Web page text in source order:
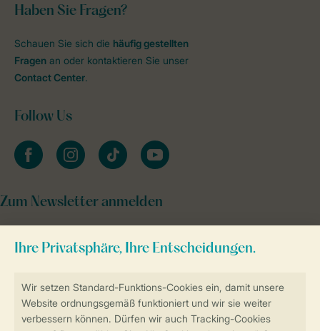
Sicher und schnell zur Online-Buchung
Haben Sie Fragen?
Schauen Sie sich die häufig gestellten
Fragen an oder kontaktieren Sie unser
Contact Center.
Follow Us
facebookinstagramtiktok youtube
Zum Newsletter anmelden